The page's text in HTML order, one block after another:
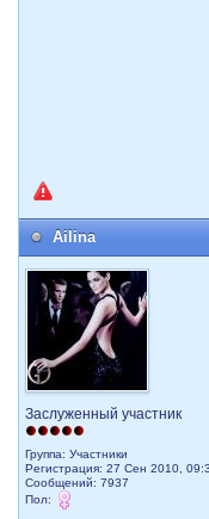
Ailina
Заслуженный участник
Группа: Участники
Регистрация: 27 Сен 2010,
Сообщений: 7937
Пол: